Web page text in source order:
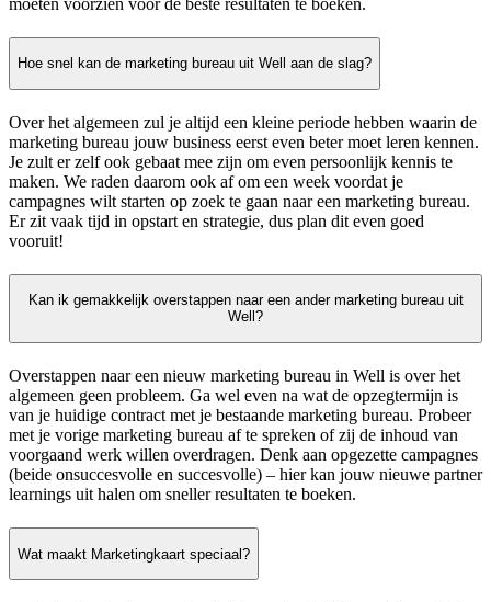
Hoe snel kan de marketing bureau uit Well aan de slag?
Over het algemeen zul je altijd een kleine periode hebben waarin de
marketing bureau jouw business eerst even beter moet leren kennen.
Je zult er zelf ook gebaat mee zijn om even persoonlijk kennis te
maken. We raden daarom ook af om een week voordat je
campagnes wilt starten op zoek te gaan naar een marketing bureau.
Er zit vaak tijd in opstart en strategie, dus plan dit even goed
vooruit!
Kan ik gemakkelijk overstappen naar een ander marketing bureau uit
Well?
Overstappen naar een nieuw marketing bureau in Well is over het
algemeen geen probleem. Ga wel even na wat de opzegtermijn is
van je huidige contract met je bestaande marketing bureau. Probeer
met je vorige marketing bureau af te spreken of zij de inhoud van
voorgaand werk willen overdragen. Denk aan opgezette campagnes
(beide onsuccesvolle en succesvolle) – hier kan jouw nieuwe partner
learnings uit halen om sneller resultaten te boeken.
Wat maakt Marketingkaart speciaal?